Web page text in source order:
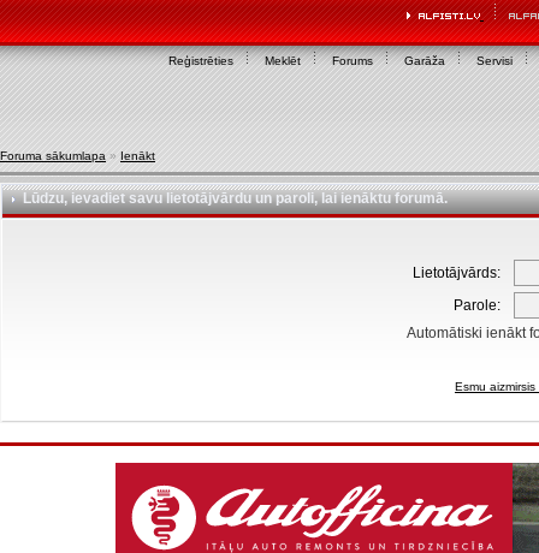
Reģistrēties Meklēt Forums Garāža Servisi
Foruma sākumlapa » Ienākt
Lūdzu, ievadiet savu lietotājvārdu un paroli, lai ienāktu forumā.
Lietotājvārds:
Parole:
Automātiski ienākt
Esmu